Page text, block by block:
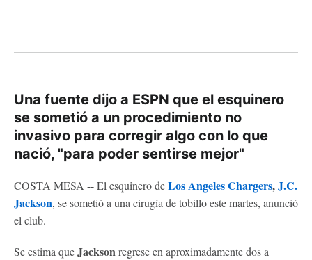
Una fuente dijo a ESPN que el esquinero
se sometió a un procedimiento no
invasivo para corregir algo con lo que
nació, "para poder sentirse mejor"
COSTA MESA -- El esquinero deLos Angeles Chargers,J.C.
Jackson, se sometió a una cirugía de tobillo este martes, anunció
el club.
Se estima queJacksonregrese en aproximadamente dos a